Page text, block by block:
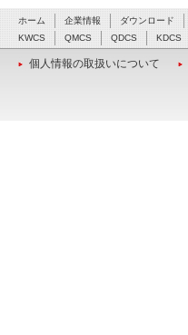
ホーム 企業情報 ダウンロード
KWCS
QMCS QDCS KDCS
個人情報の取扱いについて